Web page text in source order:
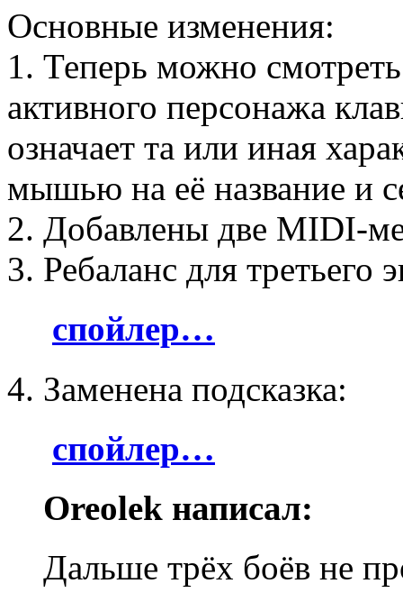
Основные изменения:
1. Теперь можно
активного персонажа
означает та или иная
мышью на её название и
2. Добавлены две MIDI-
3. Ребаланс для третьего
спойлер…
4. Заменена подсказка:
спойлер…
Oreolek написал:
Дальше трёх боёв не